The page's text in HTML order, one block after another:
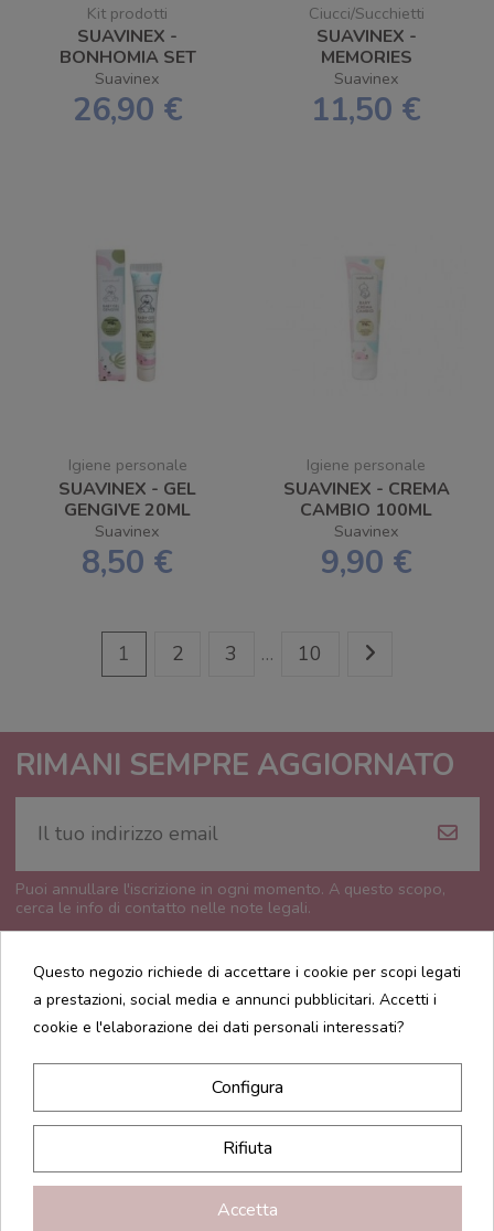
Kit prodotti
SUAVINEX -
BONHOMIA SET
REGALO
Suavinex
26,90 €
Ciucci/Succhietti
SUAVINEX -
MEMORIES
SUCCHIETTO
SILICONE 0/6 SX
PRO 2 PZ
Suavinex
11,50 €
Igiene personale
SUAVINEX - GEL
GENGIVE 20ML
Suavinex
8,50 €
Igiene personale
SUAVINEX - CREMA
CAMBIO 100ML
Suavinex
9,90 €
1 2 3 … 10
RIMANI SEMPRE AGGIORNATO
Puoi annullare l'iscrizione in ogni momento. A questo scopo,
cerca le info di contatto nelle note legali.
CONTATTI
INFORMAZIONI
Questo negozio richiede di accettare i cookie per scopi legati
a prestazioni, social media e annunci pubblicitari. Accetti i
cookie e l'elaborazione dei dati personali interessati?
Configura
Rifiuta
Accetta